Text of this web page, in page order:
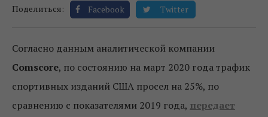
Поделиться: Facebook Twitter
Согласно данным аналитической компании
Comscore, по состоянию на март 2020 года трафик
спортивных изданий США просел на 25%, по
сравнению с показателями 2019 года, передает